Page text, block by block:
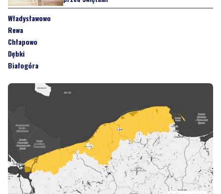
Chłapowo
Dębki
Białogóra
ŹRÓDŁO: IMGW
Byliście świadkami zdarzenia w naszym regionie? Czekamy na